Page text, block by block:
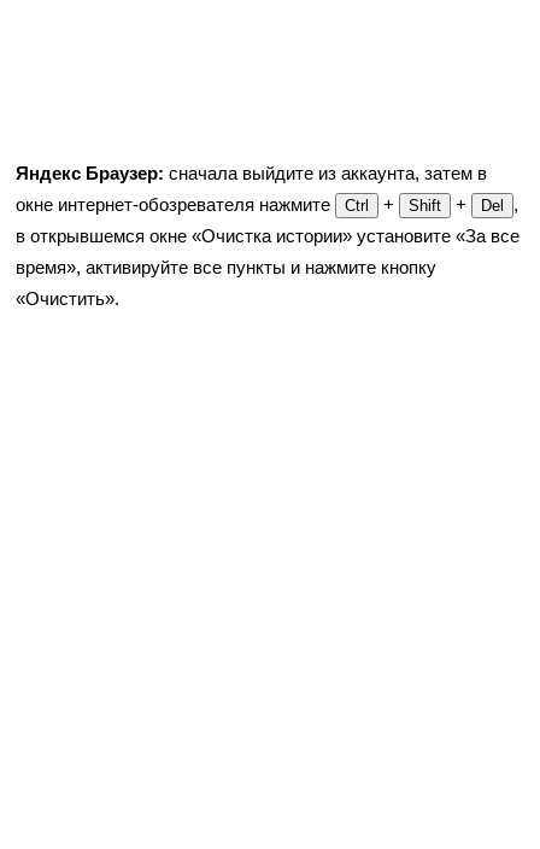
Яндекс Браузер: сначала выйдите из аккаунта, затем в
окне интернет-обозревателя нажмите
Ctrl + Shift + Del
,
в открывшемся окне «Очистка истории» установите «За все
время», активируйте все пункты и нажмите кнопку
«Очистить».